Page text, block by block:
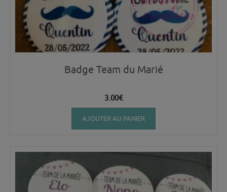
Badge Team du Marié
3.00€
AJOUTER AU PANIER